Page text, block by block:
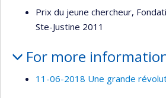
Prix du jeune chercheur,
Ste-Justine 2011
For more
11-06-2018 Une grande